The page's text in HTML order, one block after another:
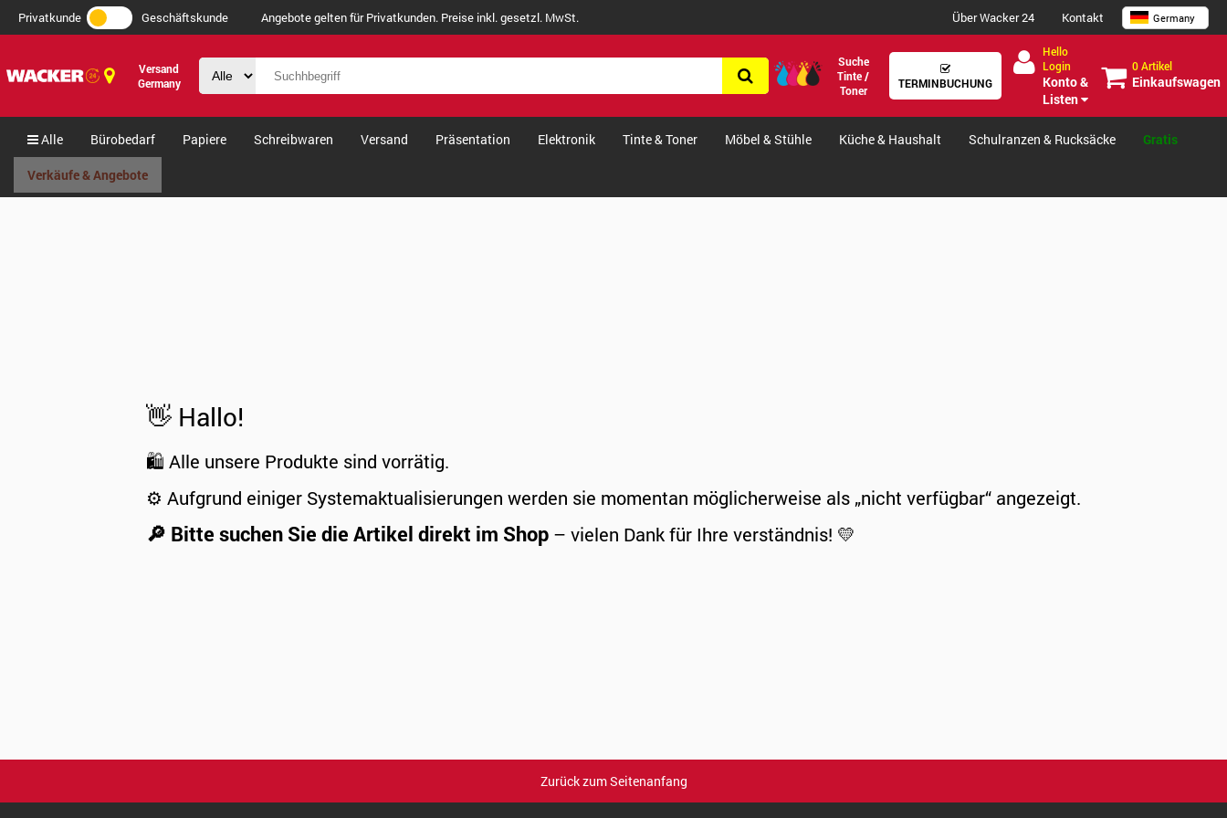
Privatkunde Geschäftskunde Angebote gelten für Privatkunden. Preise inkl. gesetzl. MwSt. Über Wacker 24 Kontakt Germany
Versand
Germany
Suche
Tinte /
Toner
TERMINBUCHUNG
Hello
Login
Konto &
Listen
0 Artikel
Einkaufswagen
Alle Bürobedarf Papiere Schreibwaren Versand Präsentation Elektronik Tinte & Toner Möbel & Stühle Küche & Haushalt Schulranzen & Rucksäcke Gratis
Verkäufe & Angebote
👋 Hallo!
🛍️ Alle unsere Produkte sind vorrätig.
⚙️ Aufgrund einiger Systemaktualisierungen werden sie momentan möglicherweise als „nicht verfügbar“ angezeigt.
🔎 Bitte suchen Sie die Artikel direkt im Shop – vielen Dank für Ihre verständnis! 💛
Zurück zum Seitenanfang